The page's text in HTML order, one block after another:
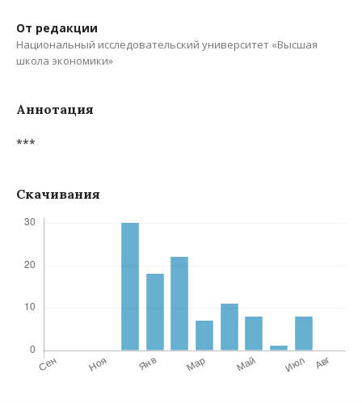
От редакции
Национальный исследовательский университет «Высшая
школа экономики»
Аннотация
***
Скачивания